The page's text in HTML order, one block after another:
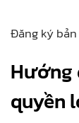
Đăng ký
Hướng
quyền